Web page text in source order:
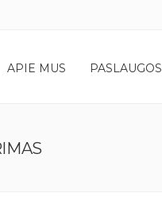
APIE MUS PASLAUGOS